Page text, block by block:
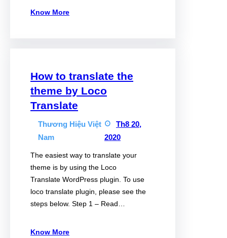
Know More
How to translate the
theme by Loco
Translate
Thương Hiệu Việt
Nam
Th8 20,
2020
The easiest way to translate your
theme is by using the Loco
Translate WordPress plugin. To use
loco translate plugin, please see the
steps below. Step 1 – Read…
Know More